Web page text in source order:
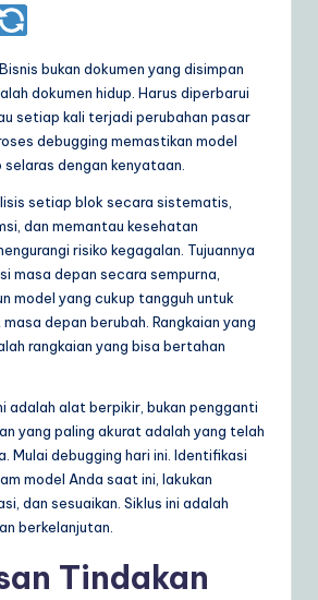
bukan dokumen yang disimpan
dokumen hidup. Harus diperbarui
setiap kali terjadi perubahan pasar
debugging memastikan model
dengan kenyataan.
setiap blok secara sistematis,
dan memantau kesehatan
risiko kegagalan. Tujuannya
masa depan secara sempurna,
model yang cukup tangguh untuk
depan berubah. Rangkaian yang
rangkaian yang bisa bertahan
adalah alat berpikir, bukan pengganti
yang paling akurat adalah yang telah
Mulai debugging hari ini. Identifikasi
model Anda saat ini, lakukan
dan sesuaikan. Siklus ini adalah
berkelanjutan.
Tindakan